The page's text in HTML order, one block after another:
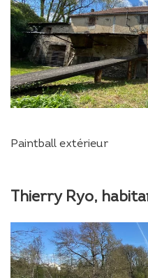
Paintball extérieur
Thierry Ryo,